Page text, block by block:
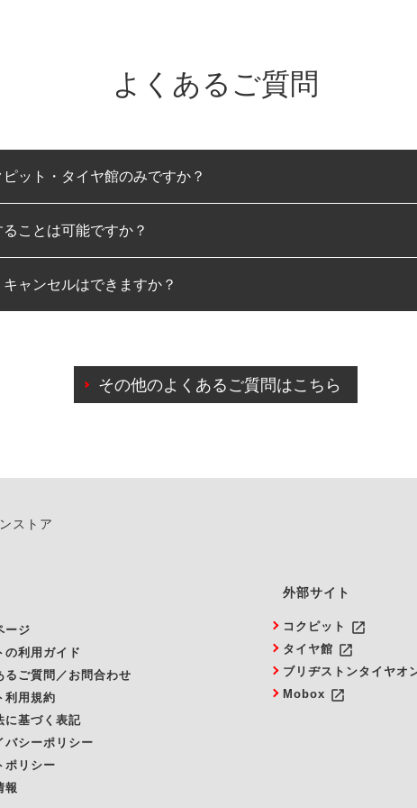
よくあるご質問
ット・タイヤ館のみですか？
のみとなります。
ことは可能ですか？
は可能です。
ャンセルはできますか？
由によりご予約のキャンセルをご希望の際は、直接ご予約いた
その他のよくあるご質問はこちら
ストア
ージ
の利用ガイド
るご質問／お問合わせ
利用規約
に基づく表記
バシーポリシー
ポリシー
報
外部サイト
コクピット launch
タイヤ館 launch
ブリヂストンタイヤオ
Mobox launch